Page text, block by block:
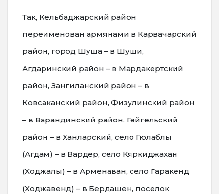
Так, Кельбаджарский район
переименован армянами в Карвачарский
район, город Шуша – в Шуши,
Агдаринский район – в Мардакертский
район, Зангиланский район – в
Ковсаканский район, Физулинский район
– в Варандинский район, Гейгельский
район – в Ханларский, село Гюлаблы
(Агдам) – в Вардер, село Кяркиджахан
(Ходжалы) – в Арменаван, село Гаракенд
(Ходжавенд) – в Бердашен, поселок